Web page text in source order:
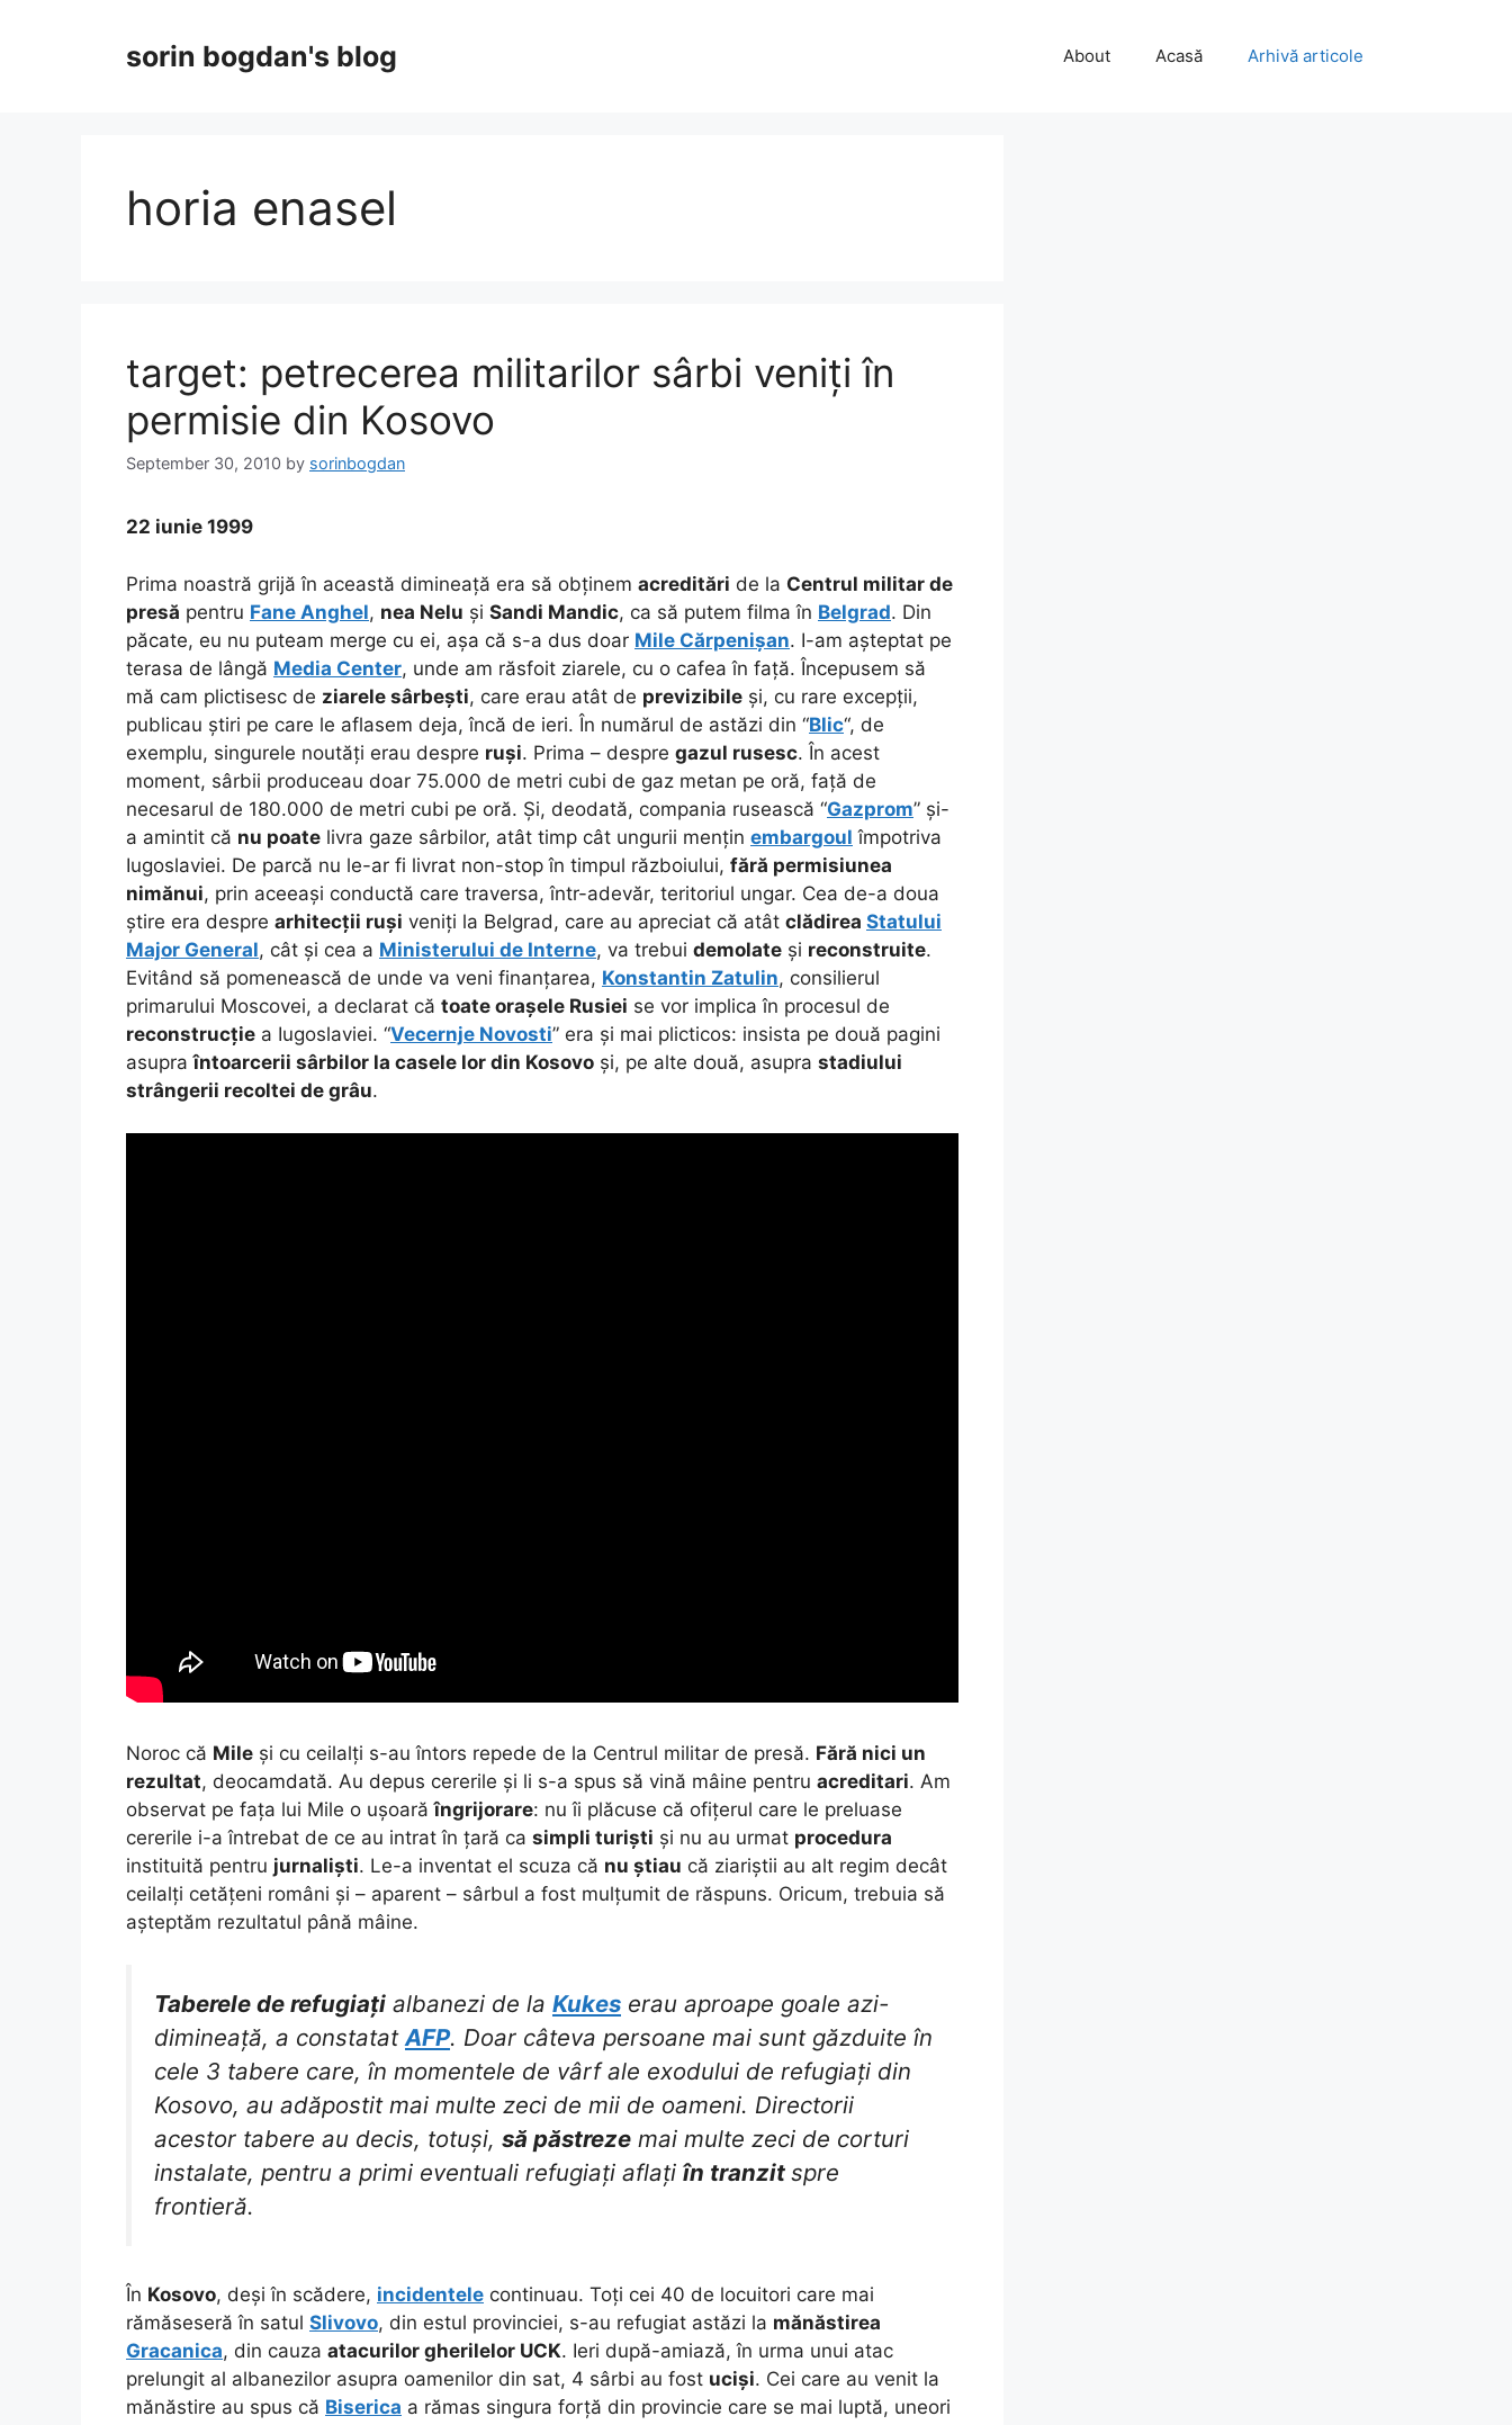
sorin bogdan's blog About Acasă Arhivă articole
horia enasel
target: petrecerea militarilor sârbi veniți în
permisie din Kosovo
September 30, 2010 by sorinbogdan
22 iunie 1999
Prima noastră grijă în această dimineață era să obținem acreditări de la Centrul militar de
presă pentru Fane Anghel, nea Nelu și Sandi Mandic, ca să putem filma în Belgrad. Din
păcate, eu nu puteam merge cu ei, așa că s-a dus doar Mile Cărpenișan. I-am așteptat pe
terasa de lângă Media Center, unde am răsfoit ziarele, cu o cafea în față. Începusem să
mă cam plictisesc de ziarele sârbești, care erau atât de previzibile și, cu rare excepții,
publicau știri pe care le aflasem deja, încă de ieri. În numărul de astăzi din “Blic“, de
exemplu, singurele noutăți erau despre ruși. Prima – despre gazul rusesc. În acest
moment, sârbii produceau doar 75.000 de metri cubi de gaz metan pe oră, față de
necesarul de 180.000 de metri cubi pe oră. Și, deodată, compania rusească “Gazprom” și-
a amintit că nu poate livra gaze sârbilor, atât timp cât ungurii mențin embargoul împotriva
Iugoslaviei. De parcă nu le-ar fi livrat non-stop în timpul războiului, fără permisiunea
nimănui, prin aceeași conductă care traversa, într-adevăr, teritoriul ungar. Cea de-a doua
știre era despre arhitecții ruși veniți la Belgrad, care au apreciat că atât clădirea Statului
Major General, cât și cea a Ministerului de Interne, va trebui demolate și reconstruite.
Evitând să pomenească de unde va veni finanțarea, Konstantin Zatulin, consilierul
primarului Moscovei, a declarat că toate orașele Rusiei se vor implica în procesul de
reconstrucție a Iugoslaviei. “Vecernje Novosti” era și mai plicticos: insista pe două pagini
asupraîntoarcerii sârbilor la casele lor din Kosovo și, pe alte două, asupra stadiului
strângerii recoltei de grâu.
Noroc că Mile și cu ceilalți s-au întors repede de la Centrul militar de presă. Fără nici un
rezultat, deocamdată. Au depus cererile și li s-a spus să vină mâine pentru acreditari. Am
observat pe fața lui Mile o ușoarăîngrijorare: nu îi plăcuse că ofițerul care le preluase
cererile i-a întrebat de ce au intrat în țară ca simpli turiști și nu au urmat procedura
instituită pentru jurnaliști. Le-a inventat el scuza că nu știau că ziariștii au alt regim decât
ceilalți cetățeni români și – aparent – sârbul a fost mulțumit de răspuns. Oricum, trebuia să
așteptăm rezultatul până mâine.
Taberele de refugiați albanezi de la Kukes erau aproape goale azi-
dimineață, a constatatAFP. Doar câteva persoane mai sunt găzduite în
cele 3 tabere care, în momentele de vârf ale exodului de refugiați din
Kosovo, au adăpostit mai multe zeci de mii de oameni. Directorii
acestor tabere au decis, totuși, să păstreze mai multe zeci de corturi
instalate, pentru a primi eventuali refugiați aflați în tranzit spre
frontieră.
În Kosovo, deși în scădere, incidentele continuau. Toți cei 40 de locuitori care mai
rămăseseră în satul Slivovo, din estul provinciei, s-au refugiat astăzi la mănăstirea
Gracanica, din cauza atacurilor gherilelor UCK. Ieri după-amiază, în urma unui atac
prelungit al albanezilor asupra oamenilor din sat, 4 sârbi au fost uciși. Cei care au venit la
mănăstire au spus că Biserica a rămas singura forță din provincie care se mai luptă, uneori